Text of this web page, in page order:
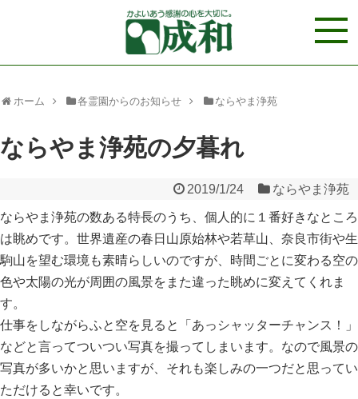
ホーム 各霊園からのお知らせ ならやま浄苑
ならやま浄苑の夕暮れ
2019/1/24 ならやま浄苑
ならやま浄苑の数ある特長のうち、個人的に１番好きなところ
は眺めです。世界遺産の春日山原始林や若草山、奈良市街や生
駒山を望む環境も素晴らしいのですが、時間ごとに変わる空の
色や太陽の光が周囲の風景をまた違った眺めに変えてくれま
す。
仕事をしながらふと空を見ると「あっシャッターチャンス！」
などと言ってついつい写真を撮ってしまいます。なので風景の
写真が多いかと思いますが、それも楽しみの一つだと思ってい
ただけると幸いです。